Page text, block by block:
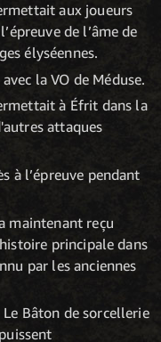
aux joueurs
de l’âme de
élyséennes.
la VO de Méduse.
à Éfrit dans la
attaques
à l’épreuve pendant
maintenant reçu
principale dans
par les anciennes
Bâton de sorcellerie